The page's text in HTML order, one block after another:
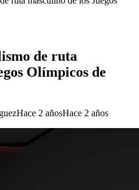
de ruta
Olímpicos de
Hace 2 añosHace 2 años